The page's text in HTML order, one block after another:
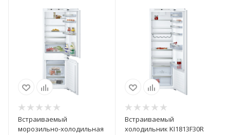
Встраиваемый
морозильно-холодильная
Встраиваемый
холодильник KI1813F30R